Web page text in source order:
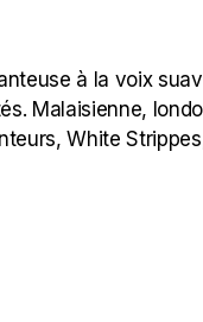
à la voix
Malaisienne,
White